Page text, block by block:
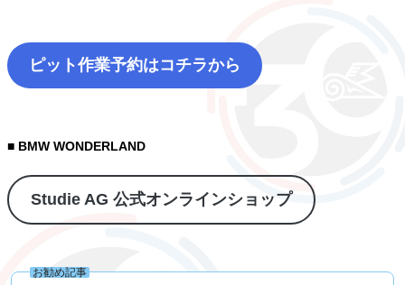
ピット作業予約はコチラから
■ BMW WONDERLAND
Studie AG 公式オンラインショップ
お勧め記事